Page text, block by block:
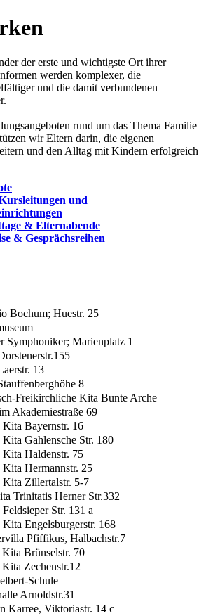
der erste und wichtigste Ort ihrer
werden komplexer, die
und die damit verbundenen
rund um das Thema Familie
wir Eltern darin, die eigenen
und den Alltag mit Kindern erfolgreich
und
& Elternabende
& Gesprächsreihen
Bochum; Huestr. 25
Symphoniker; Marienplatz 1
13
8
Freikirchliche Kita Bunte Arche
Akademiestraße 69
Bayernstr. 16
Gahlensche Str. 180
Haldenstr. 75
Hermannstr. 25
Zillertalstr. 5-7
Trinitatis Herner Str.332
Str. 131 a
Engelsburgerstr. 168
Pfiffikus, Halbachstr.7
Brünselstr. 70
Zechenstr.12
Schule
Arnoldstr.31
Karree, Viktoriastr. 14 c